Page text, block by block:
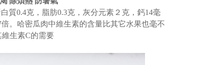
質0.4克，脂肪0.3克，灰分元素２克，鈣14毫
。哈密瓜肉中維生素的含量比其它水果也毫不
生素C的需要